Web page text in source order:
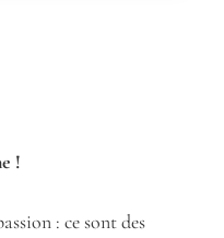
!
: ce sont des